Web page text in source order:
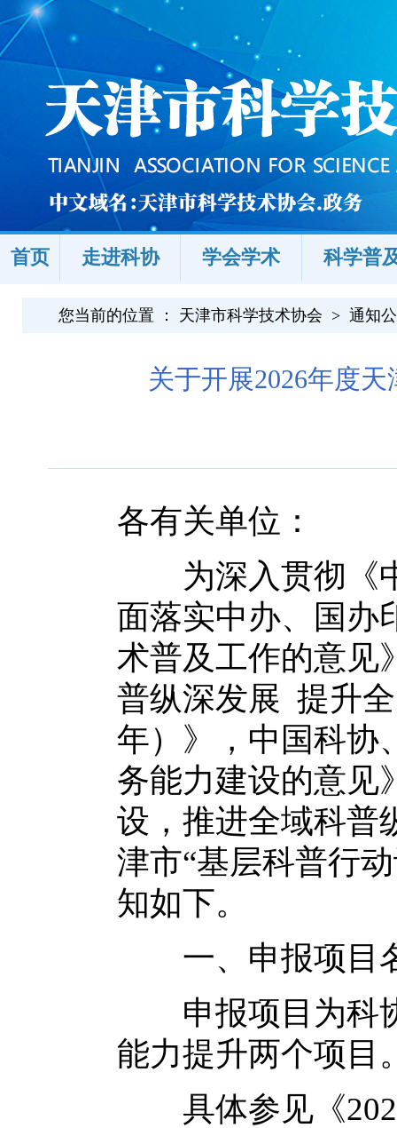
首页 走进科协 学会学术 科学普
您当前的位置 ： 天津市科学技术协会 > 通知
关于开展2026年度
各有关单位：
为深入贯彻《中
面落实中办、国办
术普及工作的意见
普纵深发展 提升
年）》，中国科协
务能力建设的意见
设，推进全域科普
津市“基层科普行
知如下。
一、申报项目
申报项目为科协
能力提升两个项目
具体参见《2026